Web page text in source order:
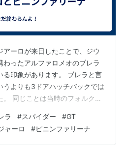
アーロが来日したことで、ジウ
わったアルファロメオのブレラ
る印象があります。 ブレラと言
うよりも3ドアハッチバックでは
同じことは当時のフォルクス
ことで。 当時の流行りかもし
レラをベースとしたスパイダー
て、ブレラもカッコイイと思う
ラ #スパイダー #GT
ャーロ #ピニンファリーナ